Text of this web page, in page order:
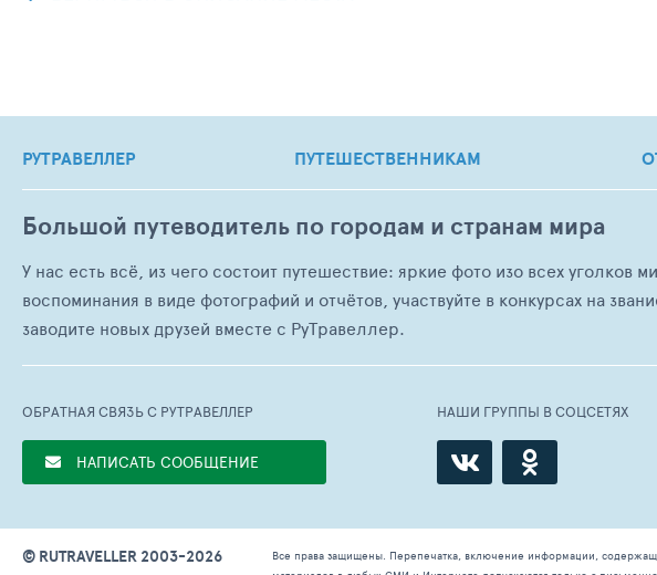
РУТРАВЕЛЛЕР ПУТЕШЕСТВЕННИКАМ
Большой путеводитель по городам и странам мира
У нас есть всё, из чего состоит путешествие: яркие фото изо всех
воспоминания в виде фотографий и отчётов, участвуйте в конкурсах на
заводите новых друзей вместе с РуТравеллер.
ОБРАТНАЯ СВЯЗЬ С РУТРАВЕЛЛЕР
НАПИСАТЬ СООБЩЕНИЕ
НАШИ ГРУППЫ В СОЦСЕТЯХ
© RUTRAVELLER 2003-2026
Все права защищены. Перепечатка, включение информации,